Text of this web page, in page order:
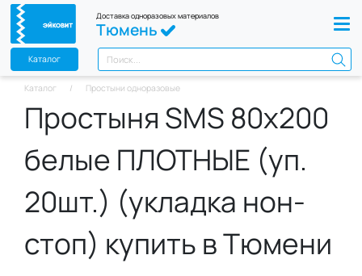
Доставка одноразовых материалов
Тюмень
Каталог
Каталог Простыни одноразовые
Простыня SMS 80х200
белые ПЛОТНЫЕ (уп.
20шт.) (укладка нон-
стоп) купить в Тюмени